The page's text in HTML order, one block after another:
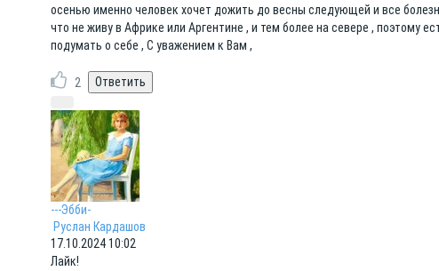
осенью именно человек хочет дожить до весны следующей и все
что не живу в Африке или Аргентине , и тем более на севере , поэтому
подумать о себе , С уважением к Вам ,
2
---Эбби-
Руслан Кардашов
17.10.2024 10:02
Лайк!